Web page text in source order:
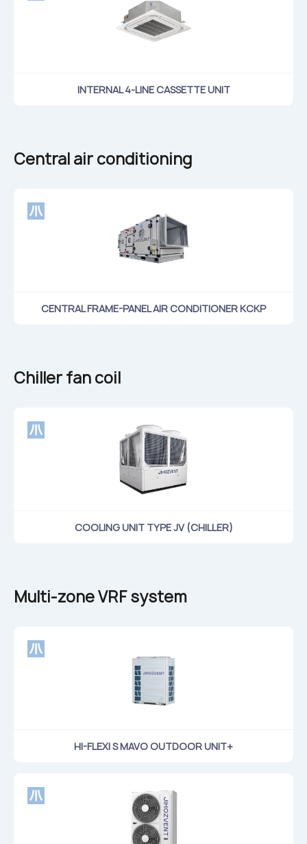
INTERNAL 4-LINE CASSETTE UNIT
Central air conditioning
CENTRAL FRAME-PANEL AIR CONDITIONER KCKP
Chiller fan coil
COOLING UNIT TYPE JV (CHILLER)
Multi-zone VRF system
HI-FLEXI S MAVO OUTDOOR UNIT+